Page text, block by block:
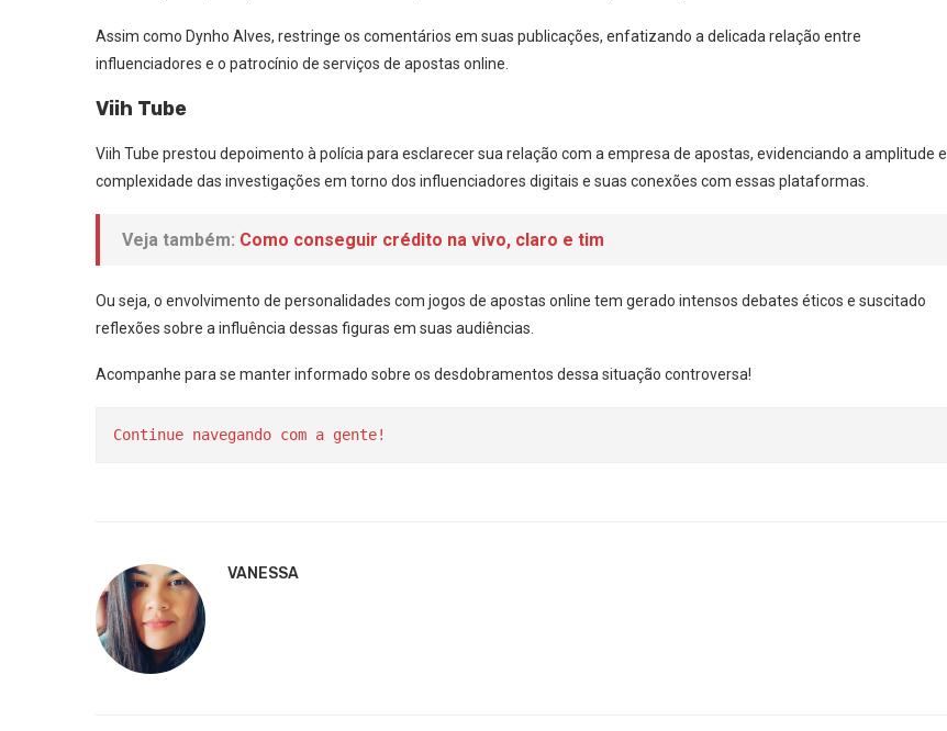
Assim como Dynho Alves, restringe os comentários em suas publicações, enfatizando a delicada relação entre
influenciadores e o patrocínio de serviços de apostas online.
Viih Tube
Viih Tube prestou depoimento à polícia para esclarecer sua relação com a empresa de apostas, evidenciando a amplitude e
complexidade das investigações em torno dos influenciadores digitais e suas conexões com essas plataformas.
Veja também: Como conseguir crédito na vivo, claro e tim
Ou seja, o envolvimento de personalidades com jogos de apostas online tem gerado intensos debates éticos e suscitado
reflexões sobre a influência dessas figuras em suas audiências.
Acompanhe para se manter informado sobre os desdobramentos dessa situação controversa!
Continue navegando com a gente!
VANESSA